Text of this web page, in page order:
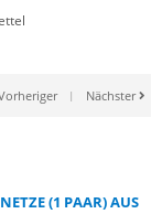
| Nächster
(1 PAAR) AUS